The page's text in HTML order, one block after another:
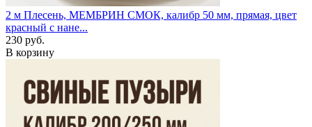
2 м Плесень, МЕМБРИН СМОК, калибр 50 мм, прямая, цвет
красный с нане...
230 руб.
В корзину